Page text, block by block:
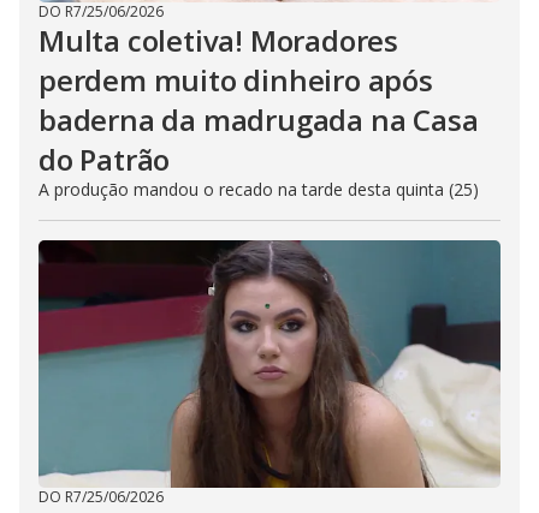
DO R7/25/06/2026
Multa coletiva! Moradores
perdem muito dinheiro após
baderna da madrugada na Casa
do Patrão
A produção mandou o recado na tarde desta quinta (25)
DO R7/25/06/2026